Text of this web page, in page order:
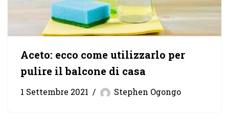
Aceto: ecco come utilizzarlo per
pulire il balcone di casa
1 Settembre 2021 Stephen Ogongo